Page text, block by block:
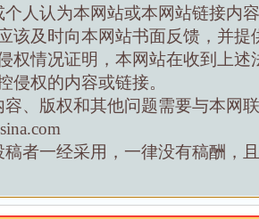
个人认为本网站或本网站链接内
该及时向本网站书面反馈，并提
权情况证明，本网站在收到上述
侵权的内容或链接。
、版权和其他问题需要与本网
稿者一经采用，一律没有稿酬，